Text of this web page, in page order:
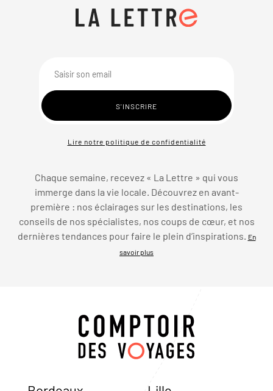
Lire notre politique de confidentialité
Chaque semaine, recevez « La Lettre » qui vous
immerge dans la vie locale. Découvrez en avant-
première : nos éclairages sur les destinations, les
conseils de nos spécialistes, nos coups de cœur, et nos
dernières tendances pour faire le plein d’inspirations.
En
savoir plus